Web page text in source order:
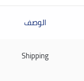
الوصف
Shipping